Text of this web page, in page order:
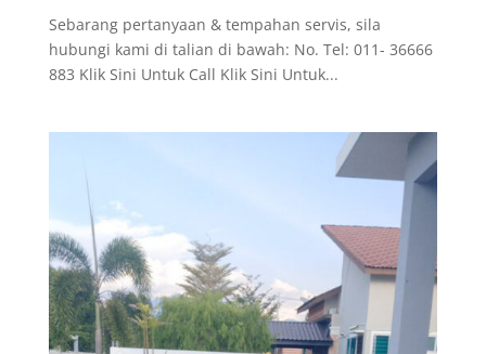
Sebarang pertanyaan & tempahan servis, sila
hubungi kami di talian di bawah: No. Tel: 011- 36666
883 Klik Sini Untuk Call Klik Sini Untuk...